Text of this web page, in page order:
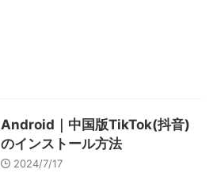
Android｜中国版TikTok(抖音)
のインストール方法
2024/7/17